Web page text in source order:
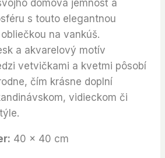
domova jemnosť a
s touto elegantnou
na vankúš.
a akvarelový motív
vetvičkami a kvetmi pôsobí
čím krásne doplní
vidieckom či
40 × 40 cm